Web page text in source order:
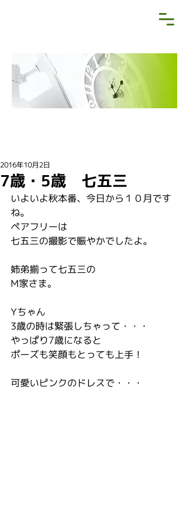
7歳・5歳 七五三
2016年10月2日
いよいよ秋本番、今日から１０月です
ね。
ペアフリーは
七五三の撮影で賑やかでしたよ。
姉弟揃って七五三の
M家さま。
Yちゃん
3歳の時は緊張しちゃって・・・
やっぱり7歳になると
ポーズも笑顔もとっても上手！
可愛いピンクのドレスで・・・